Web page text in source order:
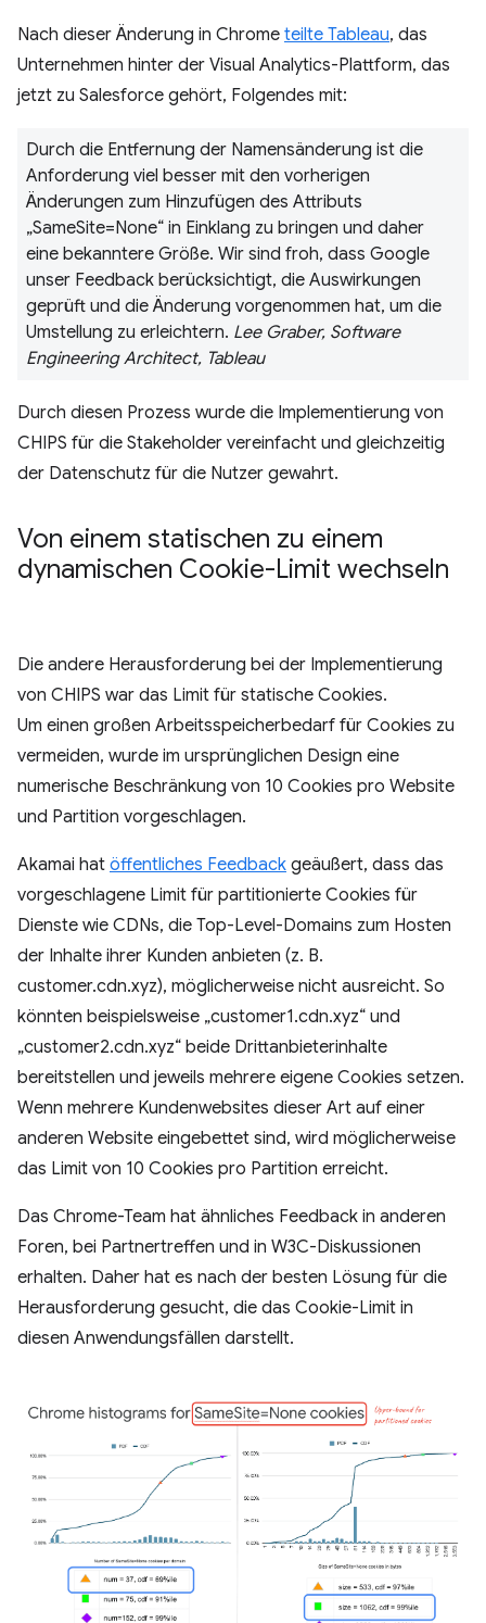
Nach dieser Änderung in Chrome teilte Tableau, das
Unternehmen hinter der Visual Analytics-Plattform, das
jetzt zu Salesforce gehört, Folgendes mit:
Durch die Entfernung der Namensänderung ist die
Anforderung viel besser mit den vorherigen
Änderungen zum Hinzufügen des Attributs
„SameSite=None“ in Einklang zu bringen und daher
eine bekanntere Größe. Wir sind froh, dass Google
unser Feedback berücksichtigt, die Auswirkungen
geprüft und die Änderung vorgenommen hat, um die
Umstellung zu erleichtern. Lee Graber, Software
Engineering Architect, Tableau
Durch diesen Prozess wurde die Implementierung von
CHIPS für die Stakeholder vereinfacht und gleichzeitig
der Datenschutz für die Nutzer gewahrt.
Von einem statischen zu einem
dynamischen Cookie-Limit wechseln
Die andere Herausforderung bei der Implementierung
von CHIPS war das Limit für statische Cookies.
Um einen großen Arbeitsspeicherbedarf für Cookies zu
vermeiden, wurde im ursprünglichen Design eine
numerische Beschränkung von 10 Cookies pro Website
und Partition vorgeschlagen.
Akamai hat öffentliches Feedback geäußert, dass das
vorgeschlagene Limit für partitionierte Cookies für
Dienste wie CDNs, die Top-Level-Domains zum Hosten
der Inhalte ihrer Kunden anbieten (z. B.
customer.cdn.xyz), möglicherweise nicht ausreicht. So
könnten beispielsweise „customer1.cdn.xyz“ und
„customer2.cdn.xyz“ beide Drittanbieterinhalte
bereitstellen und jeweils mehrere eigene Cookies setzen.
Wenn mehrere Kundenwebsites dieser Art auf einer
anderen Website eingebettet sind, wird möglicherweise
das Limit von 10 Cookies pro Partition erreicht.
Das Chrome-Team hat ähnliches Feedback in anderen
Foren, bei Partnertreffen und in W3C-Diskussionen
erhalten. Daher hat es nach der besten Lösung für die
Herausforderung gesucht, die das Cookie-Limit in
diesen Anwendungsfällen darstellt.